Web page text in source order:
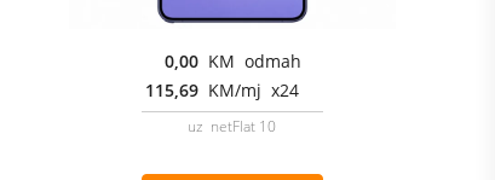
0,00 KM odmah
115,69 KM/mj x24
uz netFlat 10